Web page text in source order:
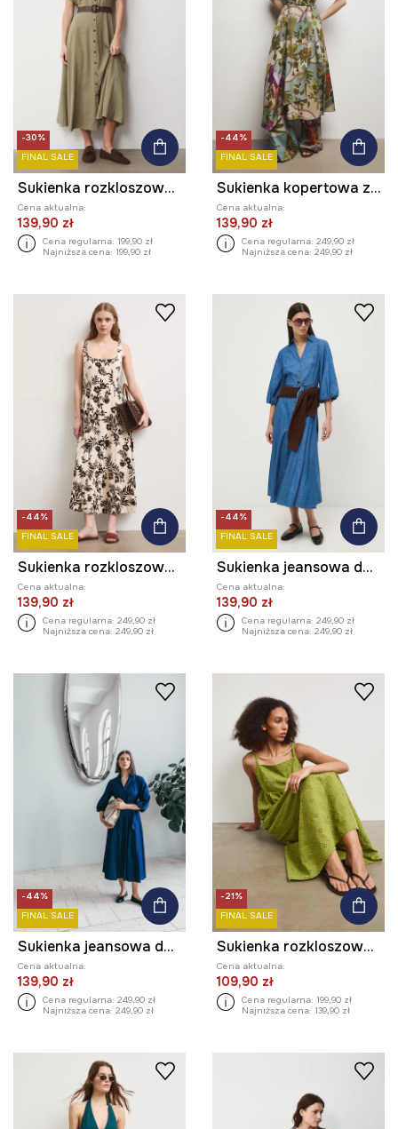
-30%
FINAL SALE
Sukienka rozkloszowana z lnem
Cena aktualna:
139,90 zł
Cena regularna: 199,90 zł
Najniższa cena: 199,90 zł
-44%
FINAL SALE
Sukienka kopertowa z domieszką lnu z kolekcji Ilona Tambor x Medicine
Cena aktualna:
139,90 zł
Cena regularna: 249,90 zł
Najniższa cena: 249,90 zł
-44%
FINAL SALE
Sukienka rozkloszowana z lnem z motywem roślinnym
Cena aktualna:
139,90 zł
Cena regularna: 249,90 zł
Najniższa cena: 249,90 zł
-44%
FINAL SALE
Sukienka jeansowa damska maxi z paskiem gładka
Cena aktualna:
139,90 zł
Cena regularna: 249,90 zł
Najniższa cena: 249,90 zł
-44%
FINAL SALE
Sukienka jeansowa damska maxi z paskiem gładka
Cena aktualna:
139,90 zł
Cena regularna: 249,90 zł
Najniższa cena: 249,90 zł
-21%
FINAL SALE
Sukienka rozkloszowana bawełniana z haftami
Cena aktualna:
109,90 zł
Cena regularna: 199,90 zł
Najniższa cena: 139,90 zł